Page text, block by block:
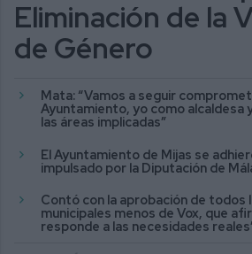
Eliminación de la
de Género
Mata: “Vamos a seguir
Ayuntamiento, yo como alcaldesa
las áreas implicadas”
El Ayuntamiento de Mijas se
impulsado por la Diputación de
Contó con la aprobación de todos
municipales menos de Vox, que
responde a las necesidades